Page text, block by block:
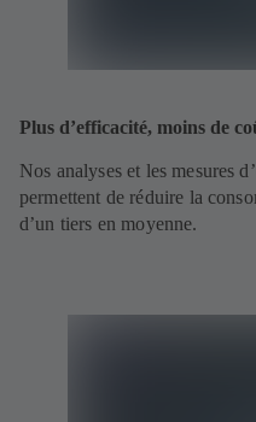
Plus d’efficacité, moins de
Nos analyses et les mesures
permettent de réduire la
d’un tiers en moyenne.